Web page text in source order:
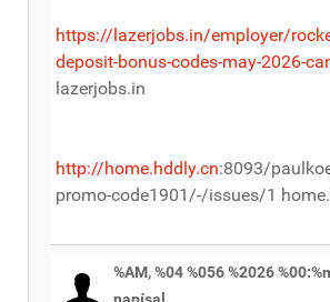
https://lazerjobs.in/employer/
deposit-bonus-codes-may-2026-
lazerjobs.in
http://home.hddly.cn:8093/
promo-code1901/-/issues/1
%AM, %04 %056 %2026